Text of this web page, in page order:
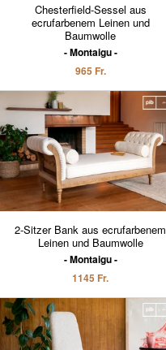
Chesterfield-Sessel aus
ecrufarbenem Leinen und
Baumwolle
Montaigu
965 Fr.
2-Sitzer Bank aus ecrufarbenem
Leinen und Baumwolle
Montaigu
1145 Fr.